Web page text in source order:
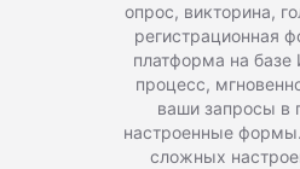
опрос, викторина,
регистрационная
платформа на
процесс,
ваши запросы в
настроенные
сложных